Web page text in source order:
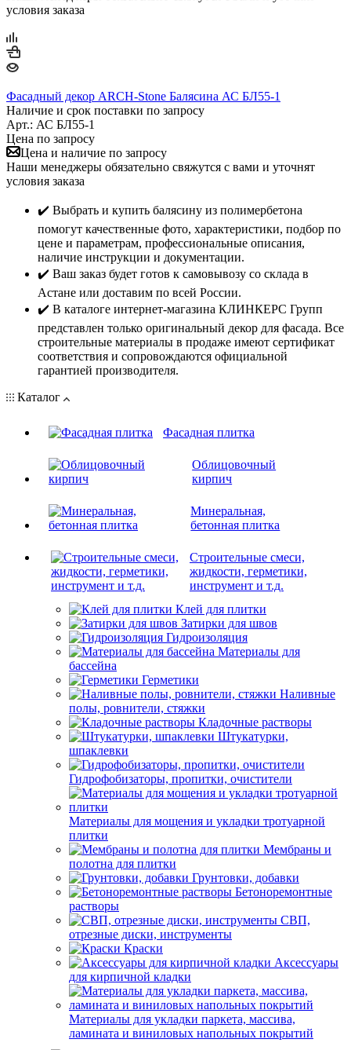
условия заказа
Фасадный декор ARCH-Stone Балясина АС БЛ55-1
Наличие и срок поставки по запросу
Арт.: АС БЛ55-1
Цена по запросу
Цена и наличие по запросу
Наши менеджеры обязательно свяжутся с вами и уточнят
условия заказа
✔️ Выбрать и купить балясину из полимербетона
помогут качественные фото, характеристики, подбор по
цене и параметрам, профессиональные описания,
наличие инструкции и документации.
✔️ Ваш заказ будет готов к самовывозу со склада в
Астане или доставим по всей России.
✔️ В каталоге интернет-магазина КЛИНКЕРС Групп
представлен только оригинальный декор для фасада. Все
строительные материалы в продаже имеют сертификат
соответствия и сопровождаются официальной
гарантией производителя.
Каталог
Фасадная плитка
Облицовочный
кирпич
Минеральная,
бетонная плитка
Строительные смеси,
жидкости, герметики,
инструмент и т.д.
Клей для плитки
Затирки для швов
Гидроизоляция
Материалы для
бассейна
Герметики
Наливные
полы, ровнители, стяжки
Кладочные растворы
Штукатурки,
шпаклевки
Гидрофобизаторы, пропитки, очистители
Материалы для мощения и укладки тротуарной
плитки
Мембраны и
полотна для плитки
Грунтовки, добавки
Бетоноремонтные
растворы
СВП,
отрезные диски, инструменты
Краски
Аксессуары
для кирпичной кладки
Материалы для укладки паркета, массива,
ламината и виниловых напольных покрытий